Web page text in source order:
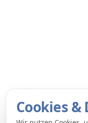
Cookies &